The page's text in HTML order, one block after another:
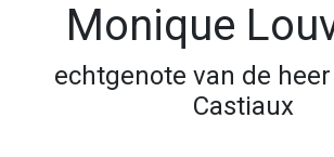
Monique
echtgenote van de
Castiaux